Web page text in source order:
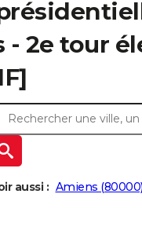
2e tour
aussi : Amiens (80000)